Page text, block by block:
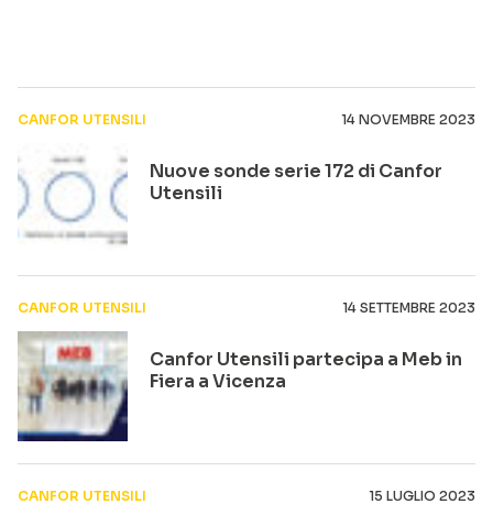
CANFOR UTENSILI 14 NOVEMBRE 2023
Nuove sonde serie 172 di Canfor
Utensili
CANFOR UTENSILI 14 SETTEMBRE 2023
Canfor Utensili partecipa a Meb in
Fiera a Vicenza
CANFOR UTENSILI 15 LUGLIO 2023